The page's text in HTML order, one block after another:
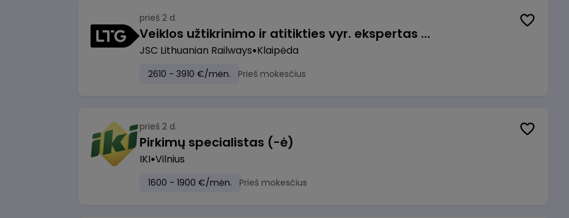
prieš 2 d.
Veiklos užtikrinimo ir atitikties vyr. ekspertas (-ė) (Klaipėda) (Klaipėda, LT)
JSC Lithuanian Railways Klaipėda
2610 - 3910 €/mėn. Prieš mokesčius
prieš 2 d.
Pirkimų specialistas (-ė)
IKI Vilnius
1600 - 1900 €/mėn. Prieš mokesčius